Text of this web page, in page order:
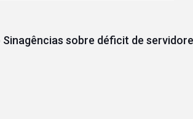
sobre déficit de